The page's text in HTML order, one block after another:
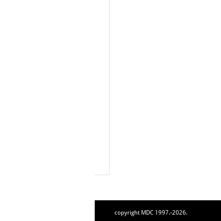
copyright MDC 1997.-2026.